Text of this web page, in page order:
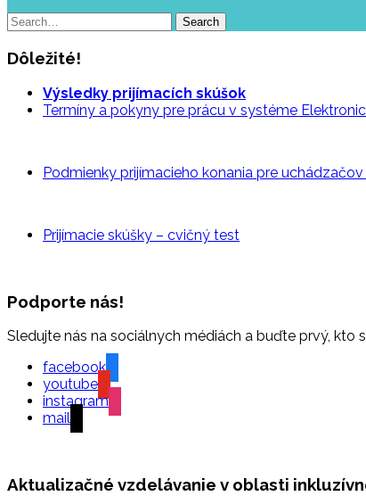
Dôležité!
Výsledky prijímacích skúšok
Termíny a pokyny pre prácu v systéme
Podmienky prijímacieho konania pre
Prijímacie skúšky – cvičný test
Podporte nás!
Sledujte nás na sociálnych médiách a buďte prvý, kto
facebook
youtube
instagram
mail
Aktualizačné vzdelávanie v oblasti